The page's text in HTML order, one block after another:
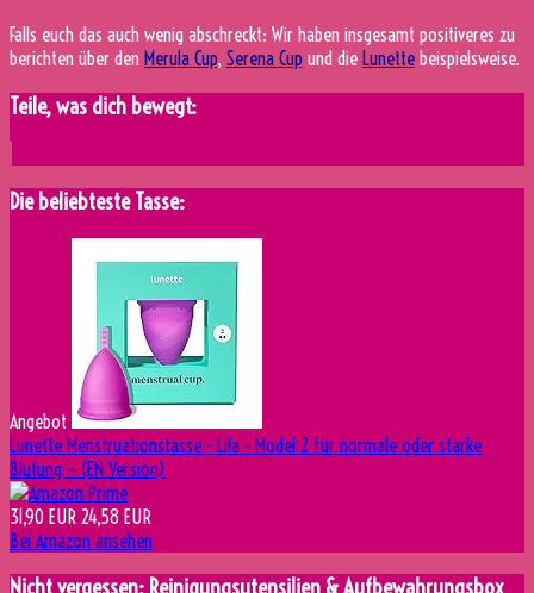
Falls euch das auch wenig abschreckt: Wir haben insgesamt positiveres zu
berichten über den Merula Cup, Serena Cup und die Lunette beispielsweise.
Teile, was dich bewegt:
Die beliebteste Tasse:
Angebot
Lunette Menstruationstasse - Lila - Model 2 für normale oder starke
Blutung – (EN Version)
31,90 EUR 24,58 EUR
Bei Amazon ansehen